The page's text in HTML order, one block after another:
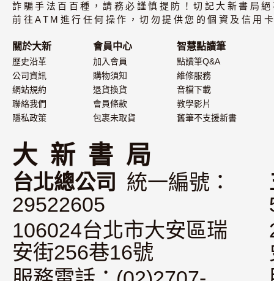
詐騙手法百百種，請務必謹慎提防！切記大新書局
前往ATM進行任何操作，切勿提供您的個資及信用
關於大新
歷史沿革
公司資訊
網站規約
聯絡我們
隱私政策
會員中心
加入會員
購物須知
退貨換貨
會員條款
包裹未取貨
智慧點讀筆
點讀筆Q&A
維修服務
音檔下載
教學影片
舊筆不支援新書
大 新 書 局
台北總公司
統一編號：
29522605
106024台北市大安區瑞
安街256巷16號